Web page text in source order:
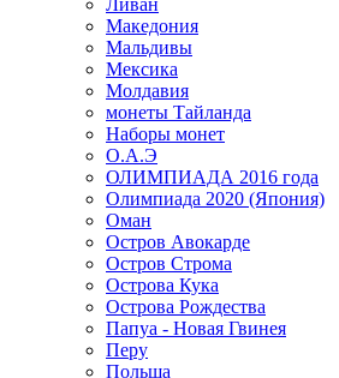
Ливан
Македония
Мальдивы
Мексика
Молдавия
монеты Тайланда
Наборы монет
О.А.Э
ОЛИМПИАДА 2016 года
Олимпиада 2020 (Япония)
Оман
Остров Авокарде
Остров Строма
Острова Кука
Острова Рождества
Папуа - Новая Гвинея
Перу
Польша